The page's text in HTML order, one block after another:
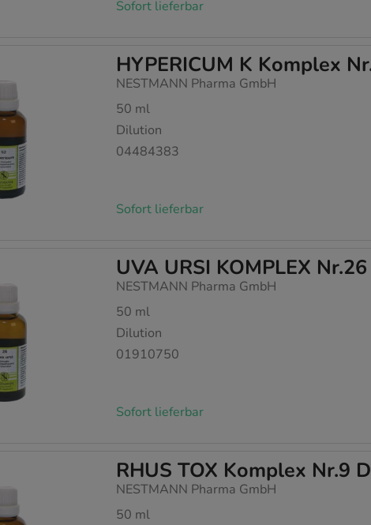
Sofort lieferbar
HYPERICUM K Komplex
NESTMANN Pharma GmbH
50 ml
Dilution
04484383
Sofort lieferbar
UVA URSI KOMPLEX
NESTMANN Pharma GmbH
50 ml
Dilution
01910750
Sofort lieferbar
RHUS TOX Komplex Nr.9
NESTMANN Pharma GmbH
50 ml